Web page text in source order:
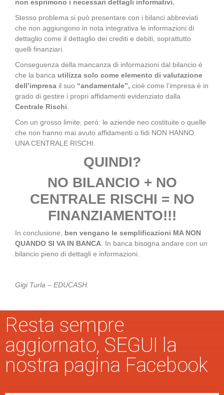
non esprimono i necessari dettagli informativi.
Stesso problema si può presentare con i bilanci abbreviati
che non aggiungono in nota integrativa le informazioni di
dettaglio come il dettaglio dei crediti e debiti, soprattutto
quelli finanziari.
Conseguenza della mancanza di informazioni dal bilancio è
che la banca utilizza solo come elemento di valutazione
dell’impresa il suo “andamentale”, cioè come l’impresa è in
grado di gestire i propri affidamenti evidenziato dalla
Centrale Rischi
Con un grosso limite, però: le aziende neo costituite o quelle
che non hanno mai avuto affidamenti o fidi NON HANNO
UNA CENTRALE RISCHI.
QUINDI?
NO BILANCIO + NO
CENTRALE RISCHI = NO
FINANZIAMENTO!!!
In conclusione, ben vengano le semplificazioni MA NON
QUANDO SI VA IN BANCA . In banca bisogna andare con un
bilancio pieno di dettagli e informazioni.
Gigi Turla – EDUCASH.
Resta sempre
aggiornato, SEGUI la
nostra pagina Facebook